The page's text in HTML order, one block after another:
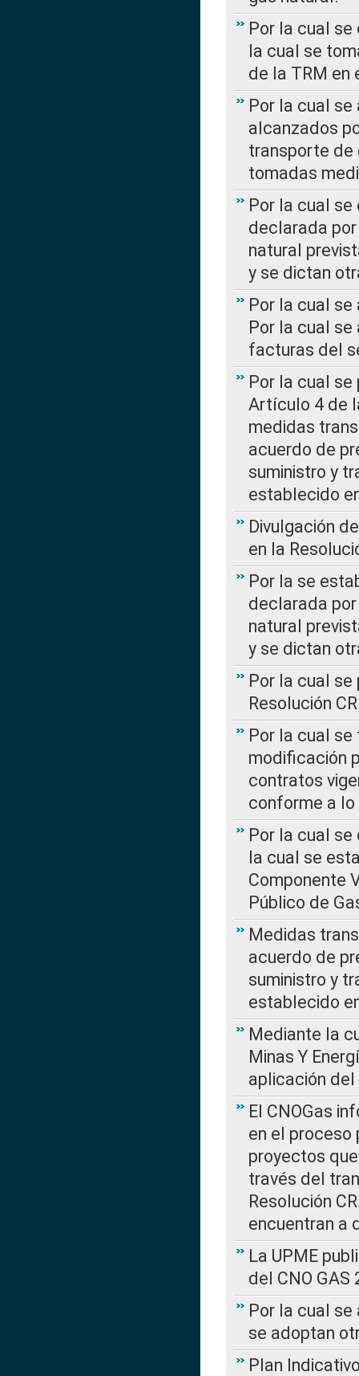
Por la cual se
la cual se
de la TRM en
Por la cual
alcanzados
transporte de
tomadas
Por la cual
declarada
natural
y se dictan
Por la cual se
Por la cual
facturas del
Por la cual
Artículo 4 de
medidas
acuerdo de
suministro y
establecido
Divulgación
en la
Por la se
declarada
natural
y se dictan
Por la cual
Resolución
Por la cual
modificación
contratos
conforme a lo
Por la cual se
la cual se
Componente
Público de
Medidas
acuerdo de
suministro y
establecido
Mediante la
Minas Y
aplicación
El CNOGas
en el proceso
proyectos
través del
Resolución
encuentran a
La UPME
del CNO
Por la cual
se adoptan
Plan